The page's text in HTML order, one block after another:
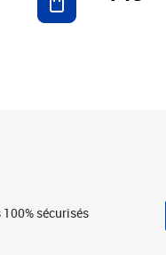
sécurisés